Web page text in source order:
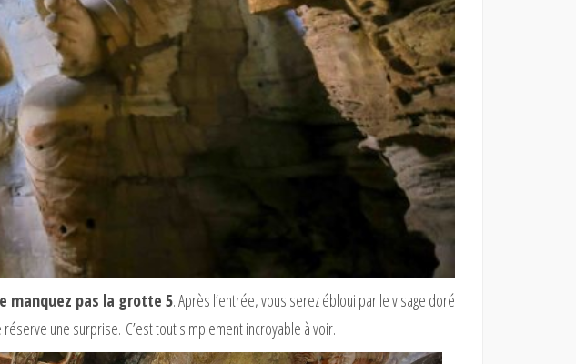
manquez pas la grotte 5. Après l’entrée, vous serez ébloui par le visage doré
une surprise. C’est tout simplement incroyable à voir.